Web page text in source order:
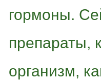
гормоны.
препараты,
организм,